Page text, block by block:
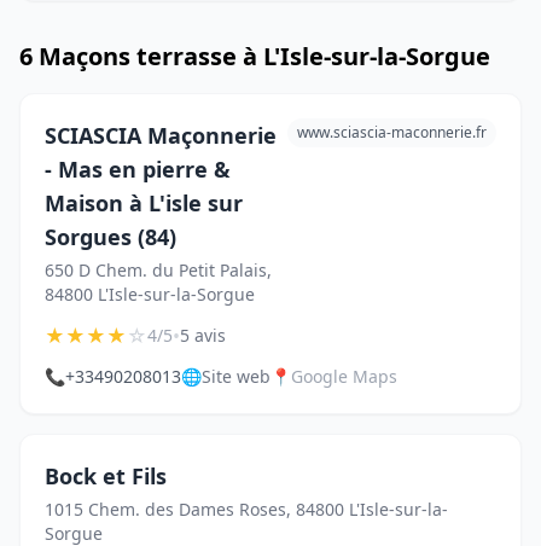
6 Maçons terrasse à L'Isle-sur-la-Sorgue
SCIASCIA Maçonnerie
- Mas en pierre &
Maison à L'isle sur
Sorgues (84)
650 D Chem. du Petit Palais,
84800 L'Isle-sur-la-Sorgue
www.sciascia-maconnerie.fr
★★★★☆4/5•5 avis
📞+33490208013🌐Site web 📍 Google Maps
Bock et Fils
1015 Chem. des Dames Roses, 84800 L'Isle-sur-la-
Sorgue